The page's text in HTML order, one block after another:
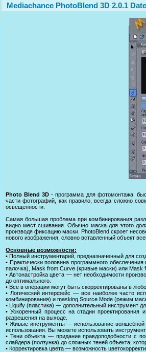
Mediachance PhotoBlend 3D 2.0.1
Photo Blend 3D - программа для фотомонтажа,
части фотографий, как правило, всегда сложно
освещенности.
Самая большая проблема при комбинирования
видно мест сшивания. Обычно маска для этого
производя фиксацию маски. PhotoBlend скроет
нового изображения, словно вставленный объект
Основные возможности:
• Полный инструментарий, предназначенный для
• Практически половина программного
палочка), Mask from Curve (кривые маски) или Mask
• Автонастройка цвета — нет необходимости
до оптимального.
• Все в операции могут быть скорректированы в
• Логический интерфейс — все наиболее часто
комбинирования) и masking Source Mode (режим
• Liquify (пластика) — дополнительный инструмент
• Ускоренный процесс на стадии проектирования
разрешения на выходе.
• Живые инструменты — использование волшебной
использования. Вы можете использовать
• Тени объекта — придание правдоподобности с
слайдера (ползунка) до сложных теней объекта,
• Корректировка цвета — возможность